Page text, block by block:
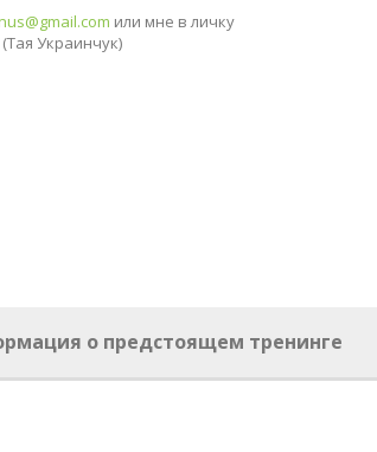
или мне в личку
(Тая Украинчук)
о предстоящем тренинге